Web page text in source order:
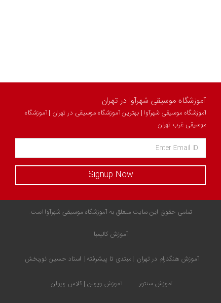
آموزشگاه موسیقی شهرآوا در تهران
آموزشگاه موسیقی شهرآوا | بهترین آموزشگاه موسیقی در تهران | آموزشگاه
موسیقی غرب تهران
Signup Now
تمامی حقوق این سایت متعلق به آموزشگاه موسیقی شهرآوا است.
آموزش کالیمبا
آموزش هنگدرام در تهران | مبتدی تا پیشرفته | استاد حسین نوربخش
آموزش سنتور آموزش ویولن | کلاس ویولن